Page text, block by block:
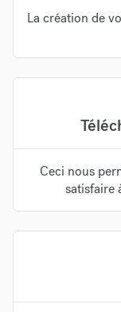
La création de
Ceci nous
satisfaire